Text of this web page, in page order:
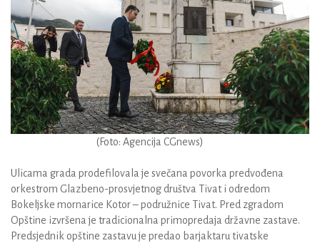
(Foto: Agencija CGnews)
Ulicama grada prodefilovala je svečana povorka predvođena
orkestrom Glazbeno-prosvjetnog društva Tivat i odredom
Bokeljske mornarice Kotor – podružnice Tivat. Pred zgradom
Opštine izvršena je tradicionalna primopredaja državne zastave.
Predsjednik opštine zastavu je predao barjaktaru tivatske